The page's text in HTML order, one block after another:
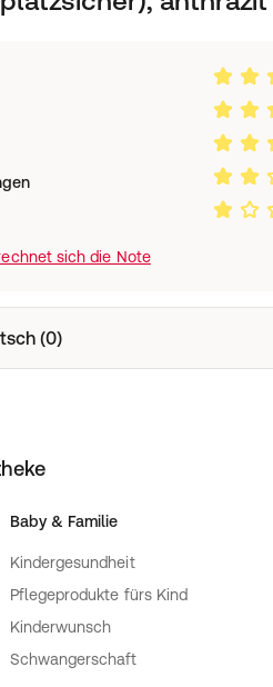
sich die Note
(0)
Baby & Familie
Kindergesundheit
Pflegeprodukte fürs Kind
Kinderwunsch
Schwangerschaft